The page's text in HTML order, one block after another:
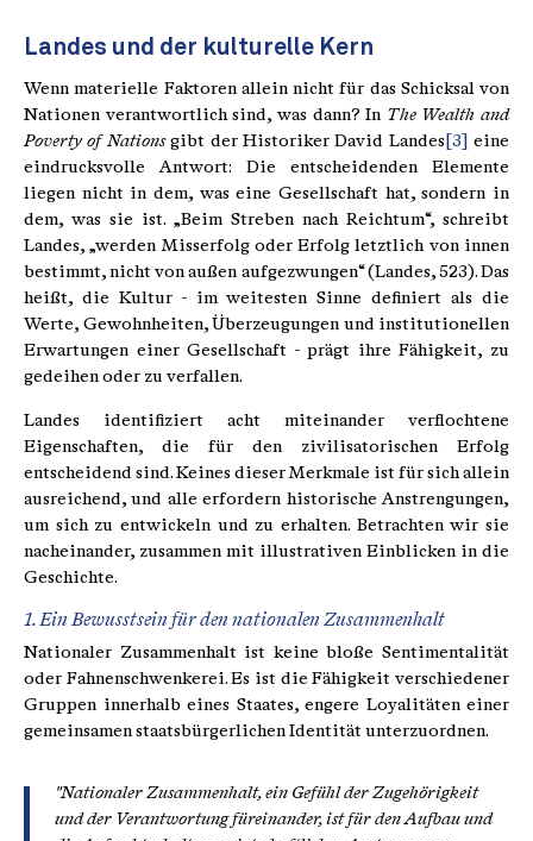
Landes und der kulturelle Kern
Wenn materielle Faktoren allein nicht für das Schicksal von
Nationen verantwortlich sind, was dann? In The Wealth and
Poverty of Nationsgibt der Historiker David Landes[3]
eine
eindrucksvolle Antwort: Die entscheidenden Elemente
liegen nicht in dem, was eine Gesellschaft hat, sondern in
dem, was sie ist. „Beim Streben nach Reichtum“, schreibt
Landes, „werden Misserfolg oder Erfolg letztlich von innen
bestimmt, nicht von außen aufgezwungen“ (Landes, 523). Das
heißt, die Kultur - im weitesten Sinne definiert als die
Werte, Gewohnheiten, Überzeugungen und institutionellen
Erwartungen einer Gesellschaft - prägt ihre Fähigkeit, zu
gedeihen oder zu verfallen.
Landes identifiziert acht miteinander verflochtene
Eigenschaften, die für den zivilisatorischen Erfolg
entscheidend sind. Keines dieser Merkmale ist für sich allein
ausreichend, und alle erfordern historische Anstrengungen,
um sich zu entwickeln und zu erhalten. Betrachten wir sie
nacheinander, zusammen mit illustrativen Einblicken in die
Geschichte.
1. Ein Bewusstsein für den nationalen Zusammenhalt
Nationaler Zusammenhalt ist keine bloße Sentimentalität
oder Fahnenschwenkerei. Es ist die Fähigkeit verschiedener
Gruppen innerhalb eines Staates, engere Loyalitäten einer
gemeinsamen staatsbürgerlichen Identität unterzuordnen.
"Nationaler Zusammenhalt, ein Gefühl der Zugehörigkeit
und der Verantwortung füreinander, ist für den Aufbau und